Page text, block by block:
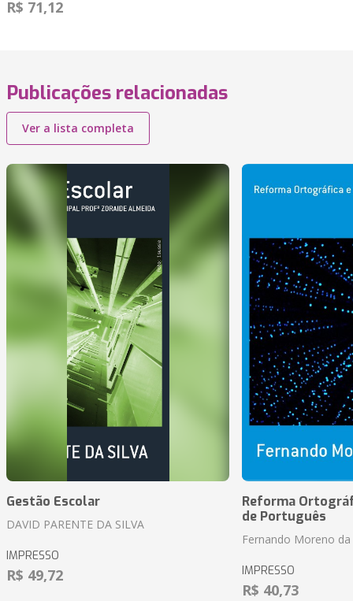
R$ 71,12
Publicações relacionadas
Ver a lista completa
Gestão Escolar
DAVID PARENTE DA SILVA
IMPRESSO
R$ 49,72
Reforma
de Português
Fernando Moreno da
IMPRESSO
R$ 40,73